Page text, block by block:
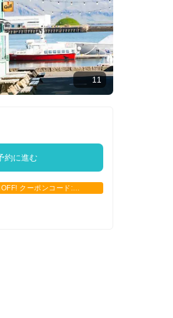
11
約に進む
クーポンコード: